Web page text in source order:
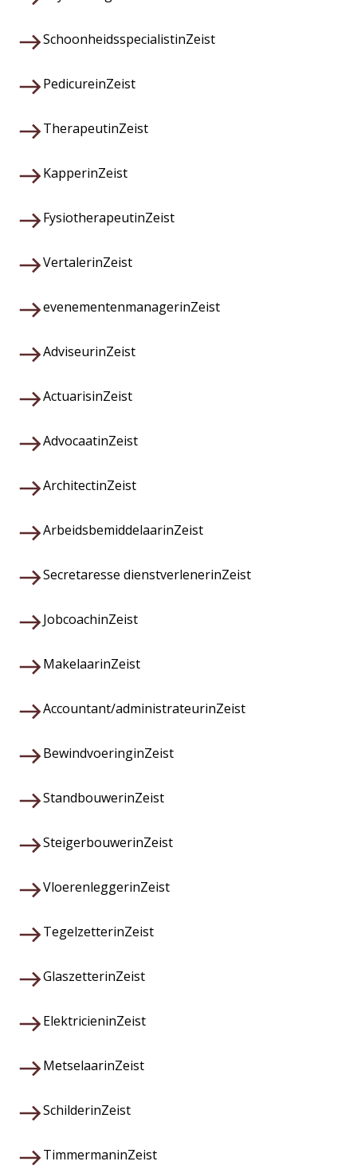
SchoonheidsspecialistinZeist
PedicureinZeist
TherapeutinZeist
KapperinZeist
FysiotherapeutinZeist
VertalerinZeist
evenementenmanagerinZeist
AdviseurinZeist
ActuarisinZeist
AdvocaatinZeist
ArchitectinZeist
ArbeidsbemiddelaarinZeist
Secretaresse dienstverlenerinZeist
JobcoachinZeist
MakelaarinZeist
Accountant/administrateurinZeist
BewindvoeringinZeist
StandbouwerinZeist
SteigerbouwerinZeist
VloerenleggerinZeist
TegelzetterinZeist
GlaszetterinZeist
ElektricieninZeist
MetselaarinZeist
SchilderinZeist
TimmermaninZeist